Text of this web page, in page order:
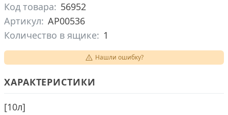
Код товара: 56952
Артикул: АР00536
Количество в ящике: 1
Нашли ошибку?
ХАРАКТЕРИСТИКИ
[10л]